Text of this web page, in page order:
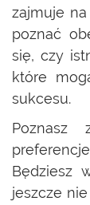
zajmuje
poznać
się, czy
które
sukcesu.
Poznasz
Będziesz
jeszcze